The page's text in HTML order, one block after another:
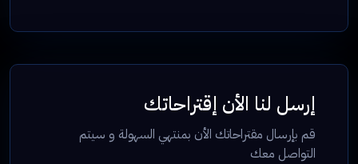
إرسل لنا الأن إقتراحاتك
قم بإرسال مقتراحاتك الأن بمنتهي السهولة و سيتم
التواصل معك